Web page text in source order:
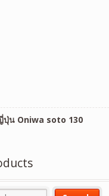
ปุ่น Oniwa soto 130